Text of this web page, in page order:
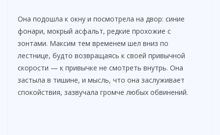
V
i
d
Она подошла к окну и посмотрела на двор: синие
фонари, мокрый асфальт, редкие прохожие с
зонтами. Максим тем временем шел вниз по
лестнице, будто возвращаясь к своей привычной
скорости — к привычке не смотреть внутрь. Она
застыла в тишине, и мысль, что она заслуживает
спокойствия, зазвучала громче любых обвинений.